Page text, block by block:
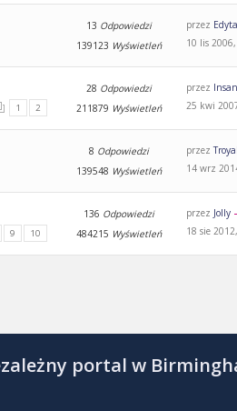
13 Odpowiedzi
139123 Wyświetleń
przez Edyta
10 lis
1 2
28 Odpowiedzi
211879 Wyświetleń
przez
25 kwi
8 Odpowiedzi
139548 Wyświetleń
przez
14 wrz
9 10
136 Odpowiedzi
484215 Wyświetleń
przez Jolly
18 sie
portal w